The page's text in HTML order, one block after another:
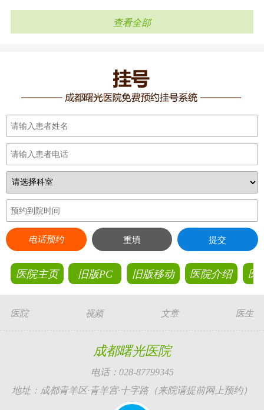
查看全部
电话预约 重填 提交
医院主页 旧版PC 旧版移动 医院介绍 医
医院 视频 文章 医生
成都曙光医院
电话：028-87799345
地址：成都青羊区·青羊宫·十字路（来院请提前网上预约）